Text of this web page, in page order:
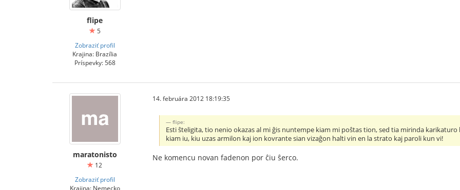
flipe
5
Zobraziť profil
Krajina: Brazília
Príspevky: 568
maratonisto
12
Zobraziť profil
Krajina: Nemecko
14. februára 2012 18:19:35
flipe:
Esti ŝteligita, tio nenio okazas al mi ĝis nuntempe kiam mi poŝtas tion, sed tia mirinda
kiam iu, kiu uzas armilon kaj ion kovrante sian vizaĝon halti vin en la strato kaj paroli kun vi!
Ne komencu novan fadenon por ĉiu ŝerco.